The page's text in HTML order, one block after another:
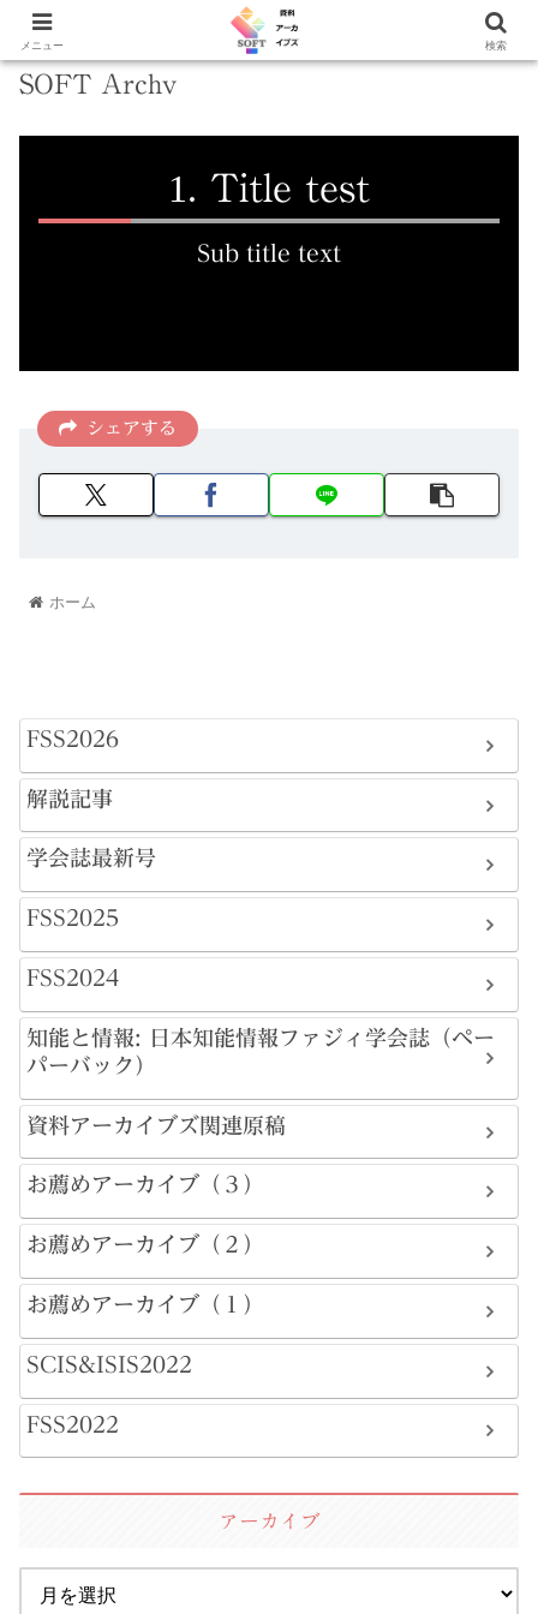
SOFT Archv
Title test
Sub title text
シェアする
ホーム
FSS2026
解説記事
学会誌最新号
FSS2025
FSS2024
知能と情報: 日本知能情報ファジィ学会誌（ペー
パーバック）
資料アーカイブズ関連原稿
お薦めアーカイブ（３）
お薦めアーカイブ（２）
お薦めアーカイブ（１）
SCIS&ISIS2022
FSS2022
アーカイブ
メニュー 検索